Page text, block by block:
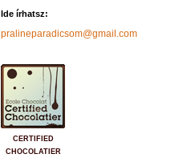
Ide írhatsz:
pralineparadicsom@gmail.com
CERTIFIED
CHOCOLATIER